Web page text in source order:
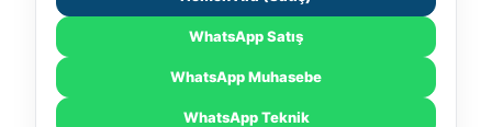
WhatsApp Satış
WhatsApp Muhasebe
WhatsApp Teknik